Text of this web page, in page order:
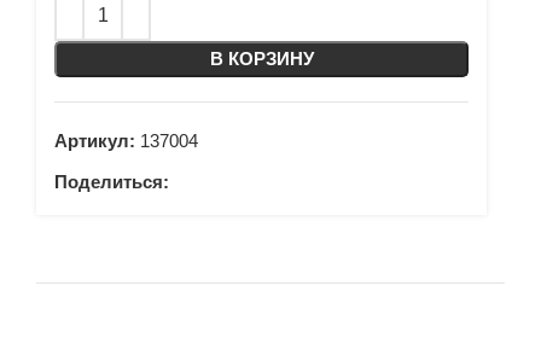
В КОРЗИНУ
Артикул: 137004
Поделиться: